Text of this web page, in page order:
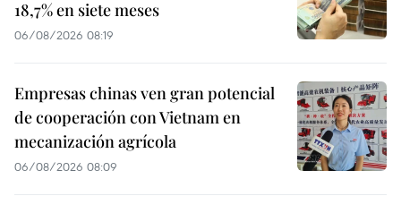
18,7% en siete meses
06/08/2026 08:19
Empresas chinas ven gran potencial
de cooperación con Vietnam en
mecanización agrícola
06/08/2026 08:09